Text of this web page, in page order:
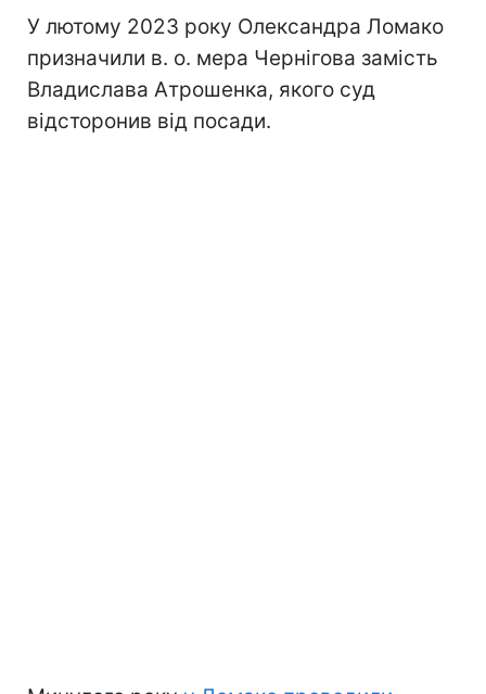
У лютому 2023 року Олександра Ломако
призначили в. о. мера Чернігова замість
Владислава Атрошенка, якого суд
відсторонив від посади.